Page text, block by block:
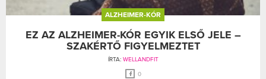
ALZHEIMER-KÓR
EZ AZ ALZHEIMER-KÓR EGYIK ELSŐ JELE –
SZAKÉRTŐ FIGYELMEZTET
ÍRTA: WELLANDFIT
0